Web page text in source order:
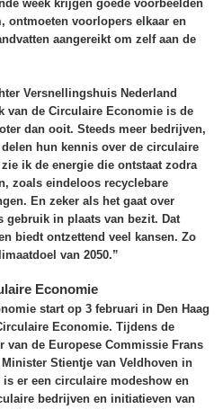
week krijgen goede voorbeelden
ontmoeten voorlopers elkaar en
aangereikt om zelf aan de
Versnellingshuis Nederland
van de Circulaire Economie is de
dan ooit. Steeds meer bedrijven,
hun kennis over de circulaire
ik de energie die ontstaat zodra
zoals eindeloos recyclebare
En zeker als het gaat over
gebruik in plaats van bezit. Dat
biedt ontzettend veel kansen. Zo
van 2050.”
Economie
start op 3 februari in Den Haag
Economie. Tijdens de
de Europese Commissie Frans
Stientje van Veldhoven in
er een circulaire modeshow en
bedrijven en initiatieven van